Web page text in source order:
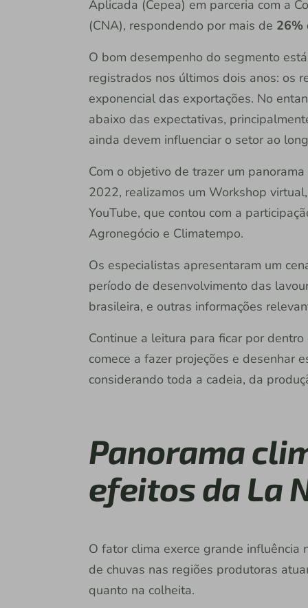
Aplicada (Cepea) em parceria com a
(CNA), respondendo por mais de 26%
O bom desempenho do segmento
registrados nos últimos dois anos: os
exponencial das exportações. No
abaixo das expectativas,
ainda devem influenciar o setor ao
Com o objetivo de trazer um
2022, realizamos um Workshop
YouTube, que contou com a
Agronegócio e Climatempo.
Os especialistas apresentaram um
período de desenvolvimento das
brasileira, e outras informações
Continue a leitura para ficar por
comece a fazer projeções e desenhar
considerando toda a cadeia, da
Panorama
efeitos da La
O fator clima exerce grande influência
de chuvas nas regiões produtoras
quanto na colheita.